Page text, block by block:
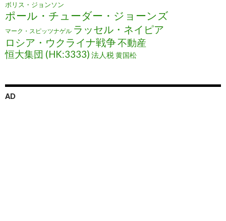
ボリス・ジョンソン
ポール・チューダー・ジョーンズ
マーク・スピッツナゲル ラッセル・ネイピア
ロシア・ウクライナ戦争不動産
恒大集団 (HK:3333) 法人税黄国松
AD